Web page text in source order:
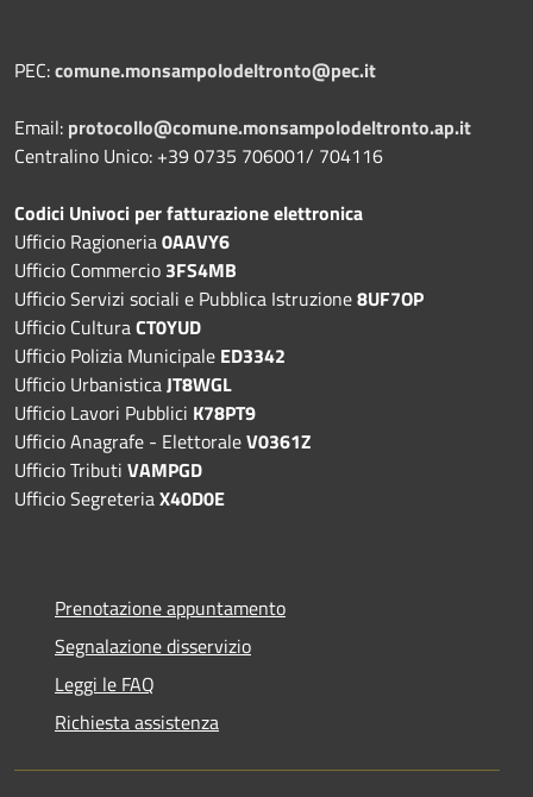
PEC:comune.monsampolodeltronto@pec.it
Email: protocollo@comune.monsampolodeltronto.ap.it
Centralino Unico: +39 0735 706001/ 704116
Codici Univoci per fatturazione elettronica
Ufficio Ragioneria0AAVY6
Ufficio Commercio 3FS4MB
Ufficio Servizi sociali e Pubblica Istruzione8UF7OP
Ufficio CulturaCT0YUD
Ufficio Polizia Municipale ED3342
Ufficio UrbanisticaJT8WGL
Ufficio Lavori Pubblici K78PT9
Ufficio Anagrafe - ElettoraleV0361Z
Ufficio Tributi VAMPGD
Ufficio SegreteriaX40D0E
Prenotazione appuntamento
Segnalazione disservizio
Leggi le FAQ
Richiesta assistenza